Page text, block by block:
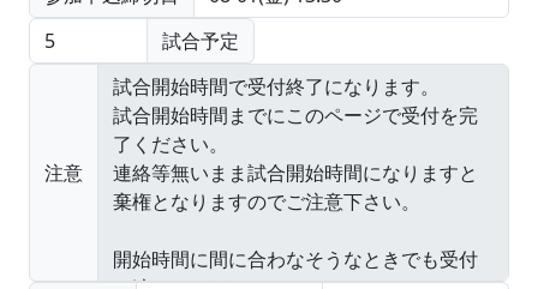
5
試合予定
注意